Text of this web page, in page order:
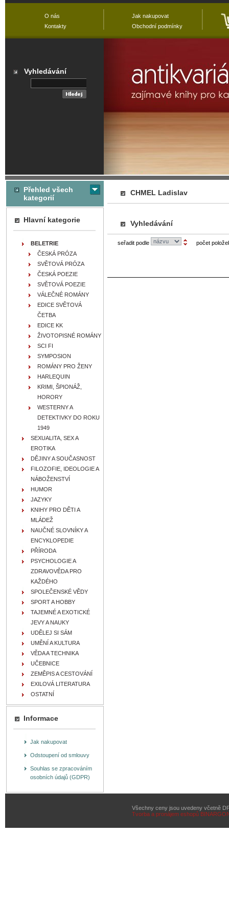
CHMEL Ladislav
Vyhledávání
seřadit podle počet
Přehled všech
kategorií
Hlavní kategorie
BELETRIE
ČESKÁ PRÓZA
SVĚTOVÁ PRÓZA
ČESKÁ POEZIE
SVĚTOVÁ POEZIE
VÁLEČNÉ ROMÁNY
EDICE SVĚTOVÁ
ČETBA
EDICE KK
ŽIVOTOPISNÉ ROMÁNY
SCI FI
SYMPOSION
ROMÁNY PRO ŽENY
HARLEQUIN
KRIMI, ŠPIONÁŽ,
HORORY
WESTERNY A
DETEKTIVKY DO ROKU
1949
SEXUALITA, SEX A
EROTIKA
DĚJINY A SOUČASNOST
FILOZOFIE, IDEOLOGIE A
NÁBOŽENSTVÍ
HUMOR
JAZYKY
KNIHY PRO DĚTI A
MLÁDEŽ
NAUČNÉ SLOVNÍKY A
ENCYKLOPEDIE
PŘÍRODA
PSYCHOLOGIE A
ZDRAVOVĚDA PRO
KAŽDÉHO
SPOLEČENSKÉ VĚDY
SPORT A HOBBY
TAJEMNÉ A EXOTICKÉ
JEVY A NAUKY
UDĚLEJ SI SÁM
UMĚNÍ A KULTURA
VĚDA A TECHNIKA
UČEBNICE
ZEMĚPIS A CESTOVÁNÍ
EXILOVÁ LITERATURA
OSTATNÍ
Informace
Jak nakupovat
Odstoupení od smlouvy
Souhlas se zpracováním
osobních údajů (GDPR)
Všechny ceny jsou uvedeny včetně
Tvorba a pronájem eshopů
O nás
Kontakty
Jak nakupovat
Obchodní podmínky
Vyhledávání